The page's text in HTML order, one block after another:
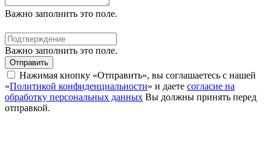
Важно заполнить это поле.
Важно заполнить это поле.
Отправить
Нажимая кнопку «Отправить», вы соглашаетесь с нашей
«Политикой конфиденциальности» и даете согласие на
обработку персональных данных Вы должны принять перед
отправкой.